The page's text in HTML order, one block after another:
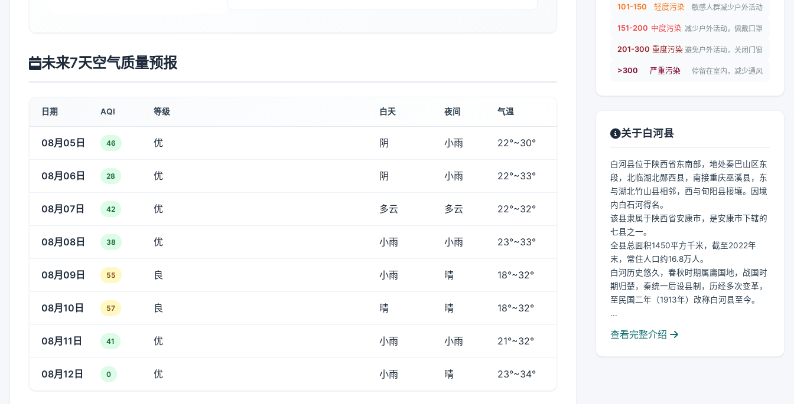
未来7天空气质量预报
日期 AQI 等级 白天 夜间 气温
08月05日 46 优 阴 小雨 22°~30°
08月06日 28 优 阴 小雨 22°~33°
08月07日 42 优 多云 多云 22°~32°
08月08日 38 优 小雨 小雨 23°~33°
08月09日 55 良 小雨 晴 18°~32°
08月10日 57 良 晴 晴 18°~32°
08月11日 41 优 小雨 小雨 21°~32°
08月12日 0 优 小雨 晴 23°~34°
101-150 轻度污染 敏感人群减少户外活动
151-200 中度污染 减少户外活动，佩戴口罩
201-300 重度污染 避免户外活动，关闭门窗
>300 严重污染 停留在室内，减少通风
关于白河县
白河县位于陕西省东南部，地处秦巴山区东
段，北临湖北郧西县，南接重庆巫溪县，东
与湖北竹山县相邻，西与旬阳县接壤。因境
内白石河得名。
该县隶属于陕西省安康市，是安康市下辖的
七县之一。
全县总面积1450平方千米，截至2022年
末，常住人口约16.8万人。
白河历史悠久，春秋时期属庸国地，战国时
期归楚，秦统一后设县制，历经多次变革，
至民国二年（1913年）改称白河县至今。
...
查看完整介绍